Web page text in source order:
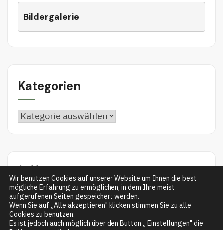
Bildergalerie
Kategorien
Kategorien
Archiv
Wir benutzen Cookies auf unserer Website um Ihnen die best
mögliche Erfahrung zu ermöglichen, in dem Ihre meist
aufgerufenen Seiten gespeichert werden.
Wenn Sie auf „Alle akzeptieren" klicken stimmen Sie zu alle
Cookies zu benutzen.
Es ist jedoch auch möglich über den Button „ Einstellungen" die